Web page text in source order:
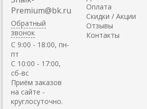
Premium@bk.ru
Обратный
звонок
C 9:00 - 18:00, пн-
пт
С 10:00 - 17:00,
сб-вс
Приём заказов
на сайте -
круглосуточно.
Оплата
Скидки / Акции
Отзывы
Контакты